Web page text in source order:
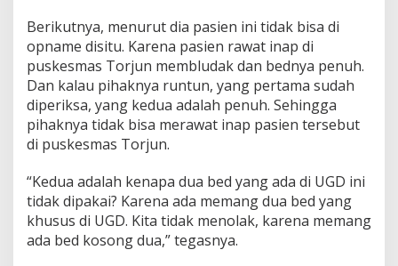
Berikutnya, menurut dia pasien ini tidak bisa di
opname disitu. Karena pasien rawat inap di
puskesmas Torjun membludak dan bednya penuh.
Dan kalau pihaknya runtun, yang pertama sudah
diperiksa, yang kedua adalah penuh. Sehingga
pihaknya tidak bisa merawat inap pasien tersebut
di puskesmas Torjun.
“Kedua adalah kenapa dua bed yang ada di UGD ini
tidak dipakai? Karena ada memang dua bed yang
khusus di UGD. Kita tidak menolak, karena memang
ada bed kosong dua,” tegasnya.